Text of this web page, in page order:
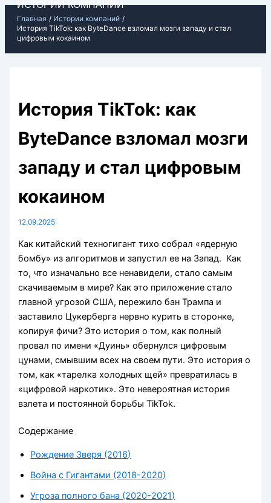
Перейти
содержимому
ИСТОРИИ КОМПАНИЙ
Главная
Истории компаний
История TikTok: как ByteDance взломал мозги западу и стал
цифровым кокаином
История TikTok: как
ByteDance взломал мозги
западу и стал цифровым
кокаином
12.09.2025
Как китайский техногигант тихо собрал «ядерную
бомбу» из алгоритмов и запустил ее на Запад. Как
то, что изначально все ненавидели, стало самым
скачиваемым в мире? Как это приложение стало
главной угрозой США, пережило бан Трампа и
заставило Цукерберга нервно курить в сторонке,
копируя фичи? Это история о том, как полный
провал по имени «Дуинь» обернулся цифровым
цунами, смывшим всех на своем пути. Это история о
том, как «тарелка холодных щей» превратилась в
«цифровой наркотик». Это невероятная история
взлета и постоянной борьбы TikTok.
Содержание
Рождение Зверя (2016)
Война с Гигантами (2018-2020)
Угроза полного бана (2020-2021)